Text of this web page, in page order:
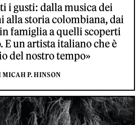
i gusti: dalla musica dei
alla storia colombiana, dai
famiglia a quelli scoperti
E un artista italiano che è
del nostro tempo»
MICAH P. HINSON